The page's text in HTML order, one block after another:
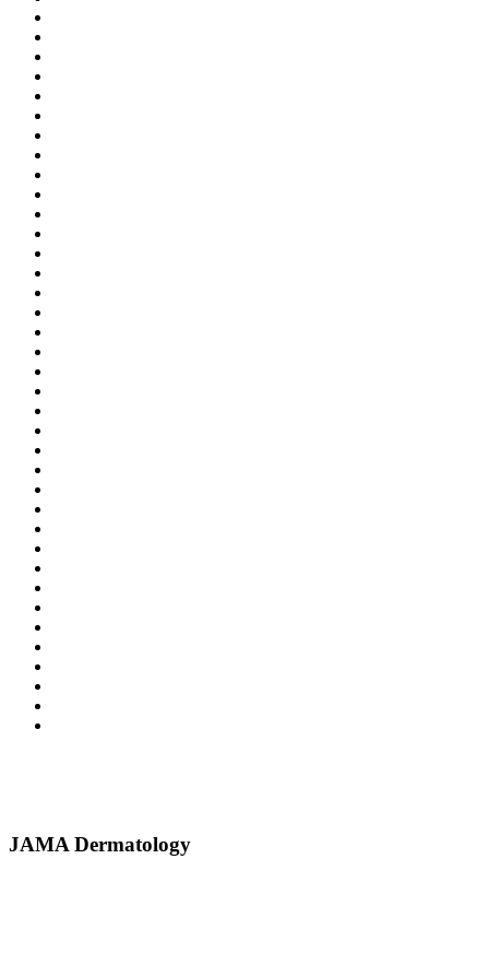
JAMA Dermatology